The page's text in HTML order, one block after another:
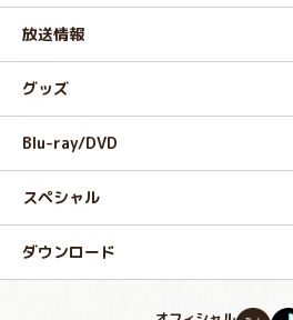
放送情報
グッズ
Blu-ray/DVD
スペシャル
ダウンロード